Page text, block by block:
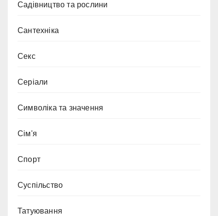
Садівництво та рослини
Сантехніка
Секс
Серіали
Символіка та значення
Сім'я
Спорт
Суспільство
Татуювання